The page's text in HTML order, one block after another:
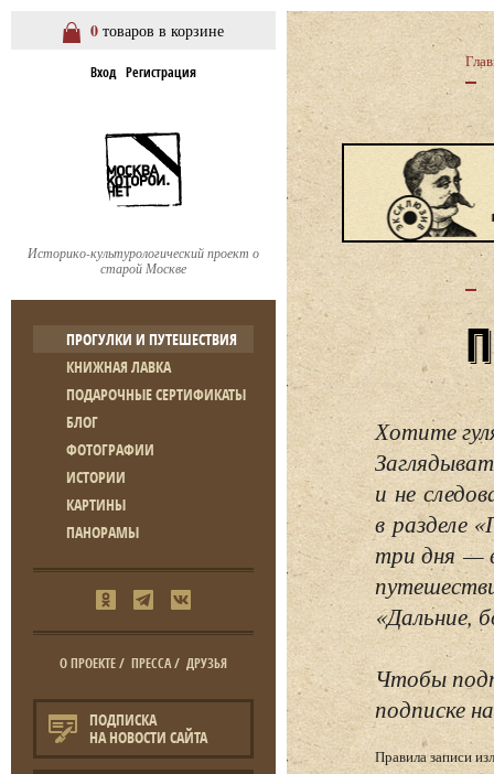
0 товаров в корзине
Вход Регистрация
Историко-культурологический проект о
старой Москве
ПРОГУЛКИ И ПУТЕШЕСТВИЯ
КНИЖНАЯ ЛАВКА
ПОДАРОЧНЫЕ СЕРТИФИКАТЫ
БЛОГ
ФОТОГРАФИИ
ИСТОРИИ
КАРТИНЫ
ПАНОРАМЫ
О ПРОЕКТЕ/ ПРЕССА/ ДРУЗЬЯ
ПОДПИСКА
НА НОВОСТИ САЙТА
Хотите
и не
в разделе
три дня —
«Дальние,
Чтобы
подписке
Правила записи